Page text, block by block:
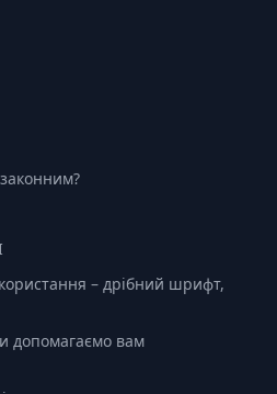
– дрібний шрифт,
допомагаємо вам